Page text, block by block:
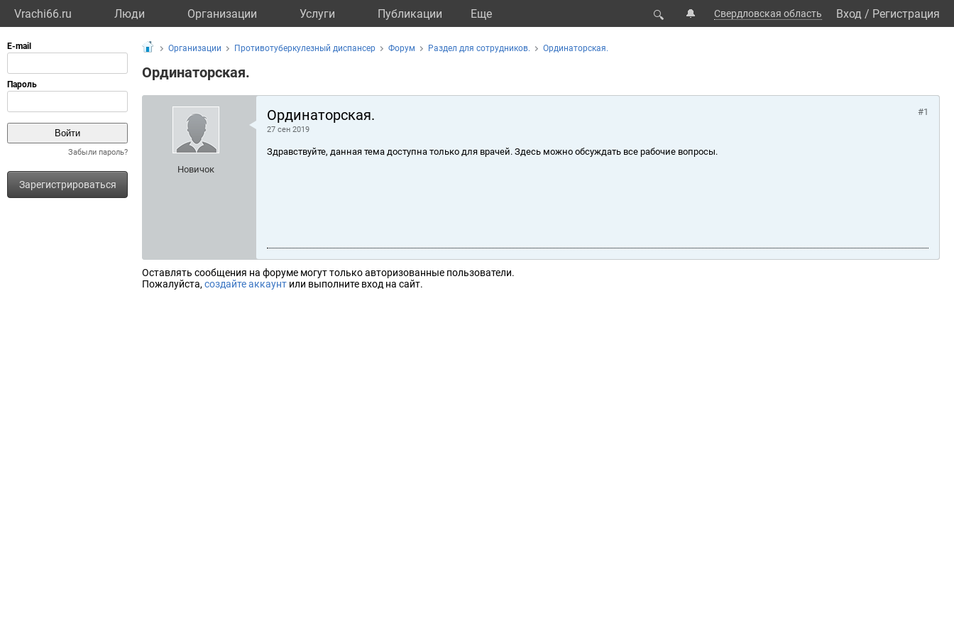
Vrachi66.ru Люди Организации Услуги Публикации Eще 🔍 🔔 Свердловская область Вход / Регистрация
Забыли пароль?
Зарегистрироваться
Организации Противотуберкулезный диспансер Форум Раздел для сотрудников. Ординаторская.
Ординаторская.
Новичок
Ординаторская.
27 сен 2019
#1
Здравствуйте, данная тема доступна только для врачей. Здесь можно обсуждать все рабочие вопросы.
Оставлять сообщения на форуме могут только авторизованные пользователи.
Пожалуйста, создайте аккаунт или выполните вход на сайт.